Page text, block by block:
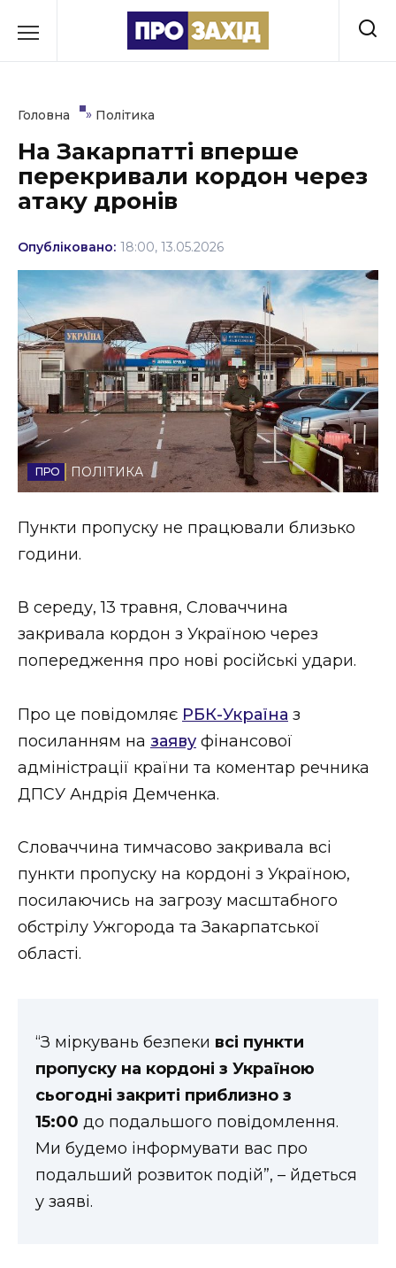
до
Культура
Освіта
Події
Політика
Соціум
Спорт
Стиль життя
Втрачений Ужгород
Втрачений Ужгород (відеоверсія)
НОВИНИ ЗАХІДНОЇ УКРАЇНИ
ВІДЕО
Головна » Політика
На Закарпатті вперше
перекривали кордон через
атаку дронів
Опубліковано: 18:00, 13.05.2026
ПОЛІТИКА
Пункти пропуску не працювали близько
години.
В середу, 13 травня, Словаччина
закривала кордон з Україною через
попередження про нові російські удари.
Про це повідомляє РБК-Україна з
посиланням на заяву фінансової
адміністрації країни та коментар речника
ДПСУ Андрія Демченка.
Словаччина тимчасово закривала всі
пункти пропуску на кордоні з Україною,
посилаючись на загрозу масштабного
обстрілу Ужгорода та Закарпатської
області.
“З міркувань безпеки всі пункти
пропуску на кордоні з Україною
сьогодні закриті приблизно з
15:00 до подальшого повідомлення.
Ми будемо інформувати вас про
подальший розвиток подій”, – йдеться
у заяві.